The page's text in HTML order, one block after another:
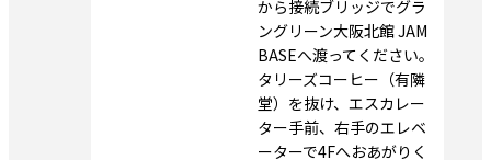
から接続ブリッジでグラ
ングリーン大阪北館 JAM
BASEへ渡ってください。
タリーズコーヒー（有隣
堂）を抜け、エスカレー
ター手前、右手のエレベ
ーターで4Fへおあがりく